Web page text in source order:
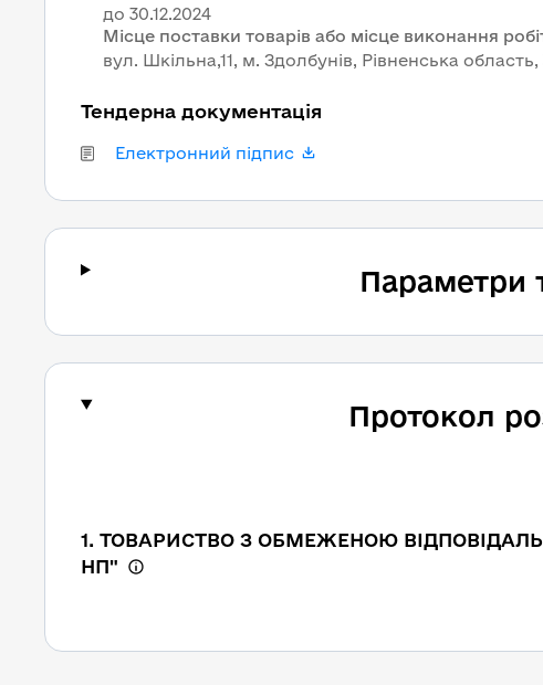
Місце поставки товарів або місце виконання
вул. Шкільна,11, м. Здолбунів, Рівненська область,
Тендерна документація
Електронний підпис
Параметри
Протокол
1. ТОВАРИСТВО З ОБМЕЖЕНОЮ
НП"